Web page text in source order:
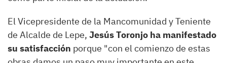
El Vicepresidente de la Mancomunidad y Teniente
de Alcalde de Lepe, Jesús Toronjo ha manifestado
su satisfacción porque "con el comienzo de estas